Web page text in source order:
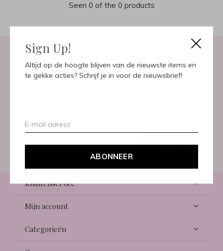
Sign Up!
Altijd op de hoogte blijven van de nieuwste items en
te gekke acties? Schrijf je in voor de nieuwsbrief!
ABONNEER
Seen 0 of the 0 products
Meld je aan voor onze
ABONNEER
Klantenservice
Mijn account
Categorieën